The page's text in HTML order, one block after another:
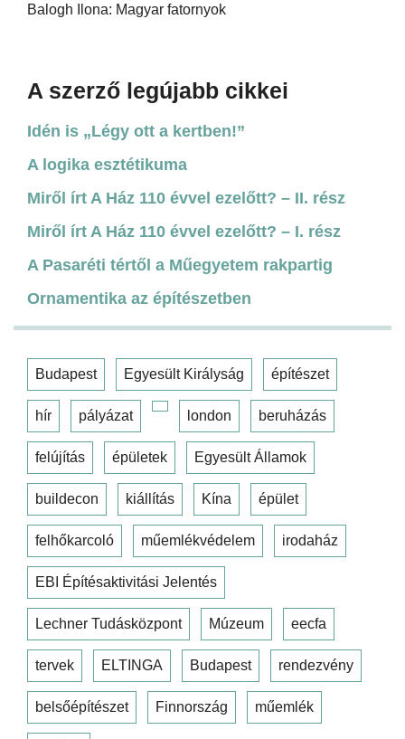
Balogh Ilona: Magyar fatornyok
A szerző legújabb cikkei
Idén is „Légy ott a kertben!”
A logika esztétikuma
Miről írt A Ház 110 évvel ezelőtt? – II. rész
Miről írt A Ház 110 évvel ezelőtt? – I. rész
A Pasaréti tértől a Műegyetem rakpartig
Ornamentika az építészetben
Budapest Egyesült Királyság építészet
hír pályázat london beruházás
felújítás épületek Egyesült Államok
buildecon kiállítás Kína épület
felhőkarcoló műemlékvédelem irodaház
EBI Építésaktivitási Jelentés
Lechner Tudásközpont Múzeum eecfa
tervek ELTINGA Budapest rendezvény
belsőépítészet Finnország műemlék